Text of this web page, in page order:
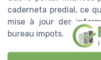
caderneta predial, ce
mise à jour des
bureau impots.